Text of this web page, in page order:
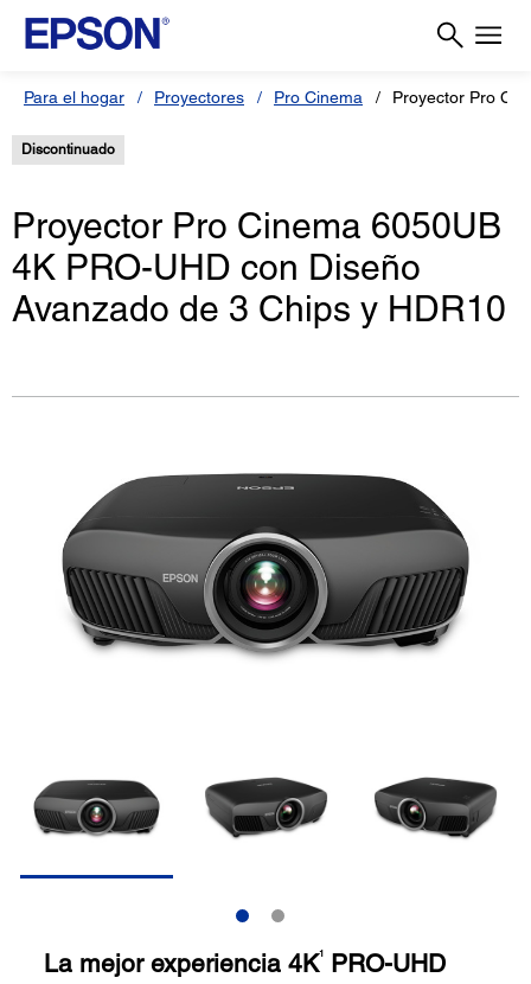
Para el hogar Proyectores Pro Cinema Proyector Pro
Discontinuado
Proyector Pro Cinema 6050UB
4K PRO-UHD con Diseño
Avanzado de 3 Chips y HDR10
La mejor experiencia 4K1
PRO-UHD